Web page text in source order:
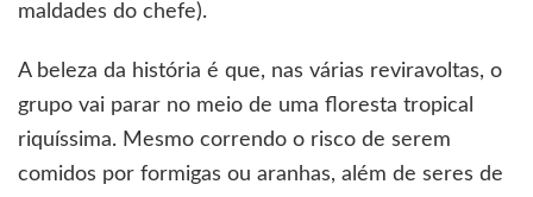
maldades do chefe).
A beleza da história é que, nas várias reviravoltas, o
grupo vai parar no meio de uma floresta tropical
riquíssima. Mesmo correndo o risco de serem
comidos por formigas ou aranhas, além de seres de